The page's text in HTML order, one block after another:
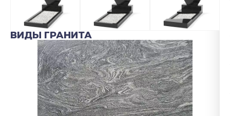
ВИДЫ ГРАНИТА